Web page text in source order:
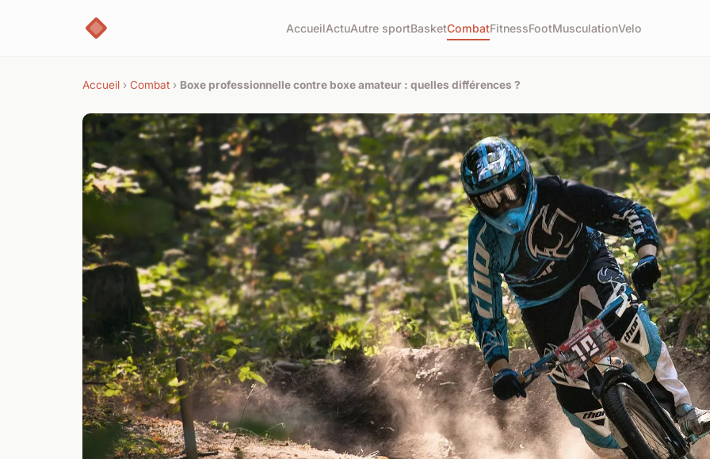
AccueilActuAutre sportBasketCombatFitnessFootMusculationVelo
Accueil › Combat › Boxe professionnelle contre boxe amateur : quelles différences ?